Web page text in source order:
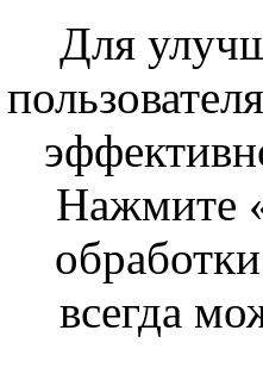
Для
Нажмите
всегда